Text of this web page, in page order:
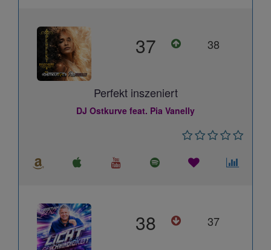
37 38
Perfekt inszeniert
DJ Ostkurve feat. Pia Vanelly
38 37